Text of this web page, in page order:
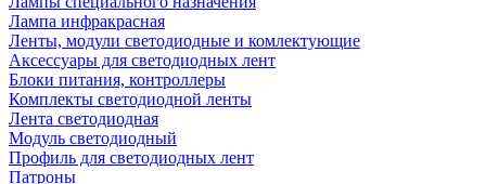
Лампа инфракрасная
Ленты, модули светодиодные и комлектующие
Аксессуары для светодиодных лент
Блоки питания, контроллеры
Комплекты светодиодной ленты
Лента светодиодная
Модуль светодиодный
Профиль для светодиодных лент
Патроны